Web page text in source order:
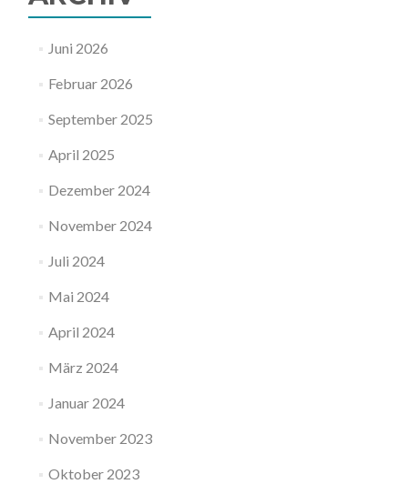
Juni 2026
Februar 2026
September 2025
April 2025
Dezember 2024
November 2024
Juli 2024
Mai 2024
April 2024
März 2024
Januar 2024
November 2023
Oktober 2023